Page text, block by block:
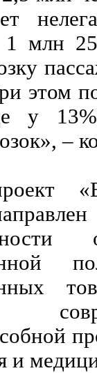
1 млн
этом
у
–
и